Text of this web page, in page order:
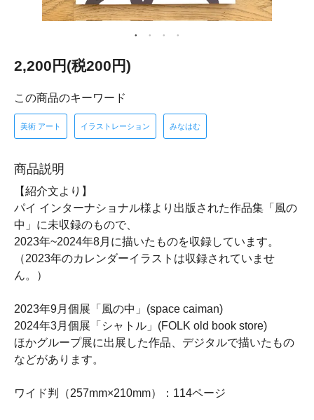
2,200円(税200円)
この商品のキーワード
美術 アート イラストレーション みなはむ
商品説明
【紹介文より】
パイ インターナショナル様より出版された作品集「風の
中」に未収録のもので、
2023年~2024年8月に描いたものを収録しています。
（2023年のカレンダーイラストは収録されていませ
ん。）
2023年9月個展「風の中」(space caiman)
2024年3月個展「シャトル」(FOLK old book store)
ほかグループ展に出展した作品、デジタルで描いたもの
などがあります。
ワイド判（257mm×210mm）：114ページ